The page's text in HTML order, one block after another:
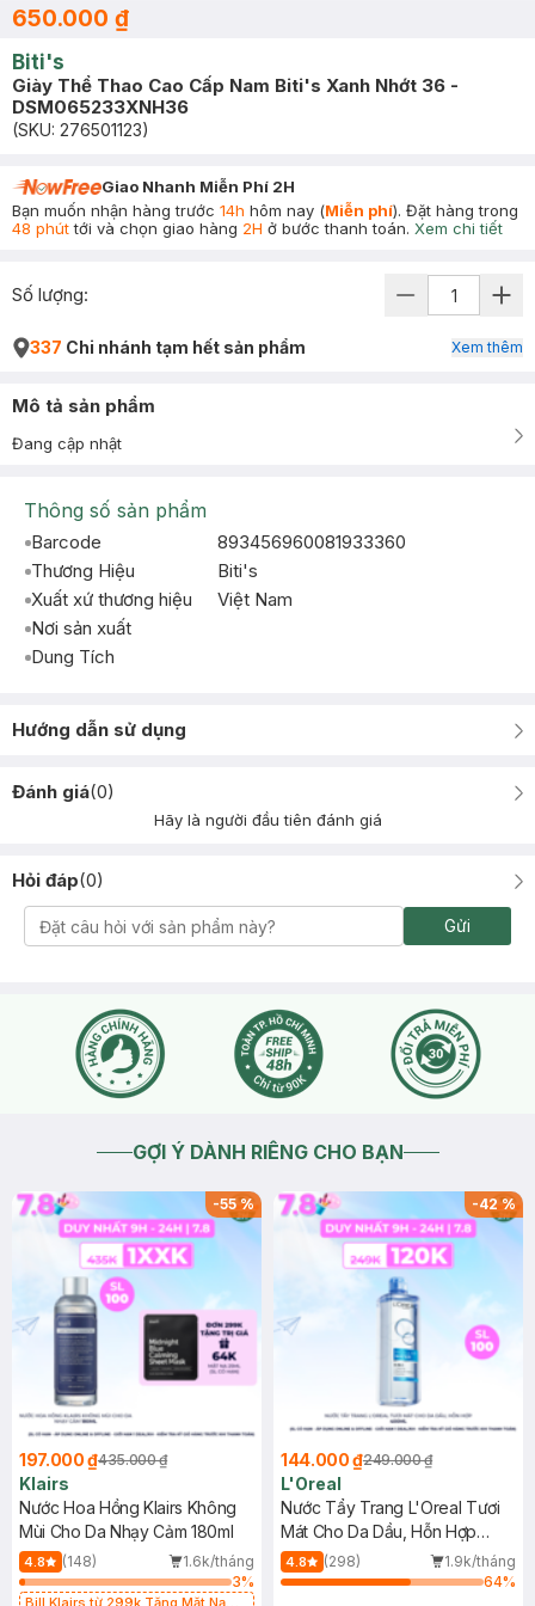
650.000 ₫
Biti's
Giày Thể Thao Cao Cấp Nam Biti's Xanh Nhớt 36 -
DSM065233XNH36
(SKU: 276501123)
Giao Nhanh Miễn Phí 2H
Bạn muốn nhận hàng trước 14h hôm nay (Miễn phí). Đặt hàng trong
48 phúttới và chọn giao hàng 2H ở bước thanh toán. Xem chi tiết
Số lượng:
337 Chi nhánh tạm hết sản phẩm Xem thêm
Mô tả sản phẩm
Đang cập nhật
Thông số sản phẩm
Barcode
893456960081933360
Thương Hiệu
Biti's
Xuất xứ thương hiệu
Việt Nam
Nơi sản xuất
Dung Tích
Hướng dẫn sử dụng
Đánh giá(0)
Hãy là người đầu tiên đánh giá
Hỏi đáp(0)
Gửi
GỢI Ý DÀNH RIÊNG CHO BẠN
-55%
197.000 ₫435.000 ₫
Klairs
Nước Hoa Hồng Klairs Không
Mùi Cho Da Nhạy Cảm 180ml
4.8 (148)
1.6k/tháng
3%
Bill Klairs từ 299k Tặng Mặt Nạ
-42%
144.000 ₫249.000 ₫
L'Oreal
Nước Tẩy Trang L'Oreal Tươi
Mát Cho Da Dầu, Hỗn Hợp
400ml
4.8 (298)
1.9k/tháng
64%